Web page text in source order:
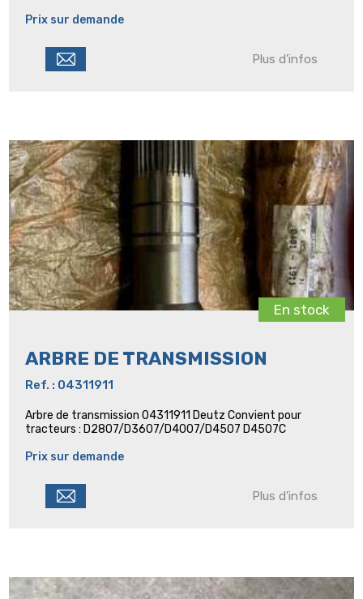
Prix sur demande
Plus d'infos
En stock
ARBRE DE TRANSMISSION
Ref. : 04311911
Arbre de transmission 04311911 Deutz Convient pour
tracteurs : D2807/D3607/D4007/D4507 D4507C
Prix sur demande
Plus d'infos